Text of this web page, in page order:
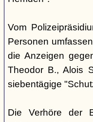
Vom
Personen
die Anzeigen
Theodor B., Alois
siebentägige
Die Verhöre der